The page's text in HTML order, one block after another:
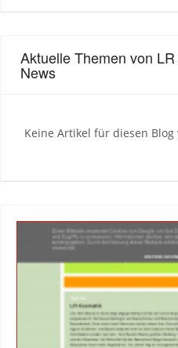
Aktuelle Themen von
News
Keine Artikel für diesen Blog